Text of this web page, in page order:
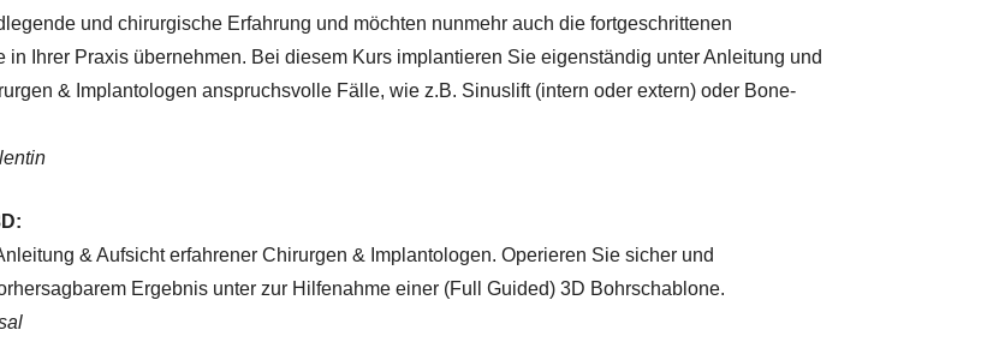
und chirurgische Erfahrung und möchten nunmehr auch die fortgeschrittenen
in Ihrer Praxis übernehmen. Bei diesem Kurs implantieren Sie eigenständig unter Anleitung und
& Implantologen anspruchsvolle Fälle, wie z.B. Sinuslift (intern oder extern) oder Bone-
& Aufsicht erfahrener Chirurgen & Implantologen. Operieren Sie sicher und
Ergebnis unter zur Hilfenahme einer (Full Guided) 3D Bohrschablone.